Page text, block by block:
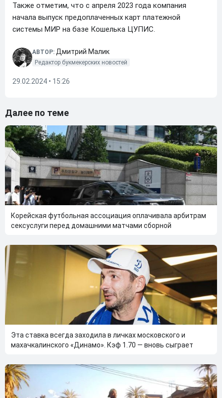
Также отметим, что с апреля 2023 года компания
начала выпуск предоплаченных карт платежной
системы МИР на базе Кошелька ЦУПИС.
АВТОР: Дмитрий Малик
Редактор букмекерских новостей
29.02.2024 • 15:26
Далее по теме
Корейская футбольная ассоциация оплачивала арбитрам
сексуслуги перед домашними матчами сборной
Эта ставка всегда заходила в личках московского и
махачкалинского «Динамо». Кэф 1.70 — вновь сыграет